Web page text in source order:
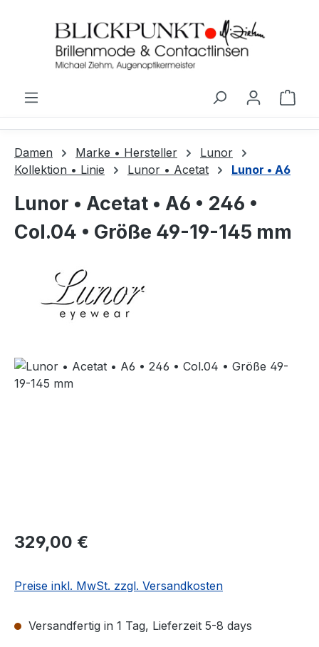
Damen Marke • Hersteller
Lunor
Kollektion • Linie
Lunor • Acetat Lunor • A6
Lunor • Acetat • A6 • 246 •
Col.04 • Größe 49-19-145 mm
Bildergalerie überspringen
Regulärer Preis:
329,00 €
Preise inkl. MwSt. zzgl. Versandkosten
Versandfertig in 1 Tag, Lieferzeit 5-8 days